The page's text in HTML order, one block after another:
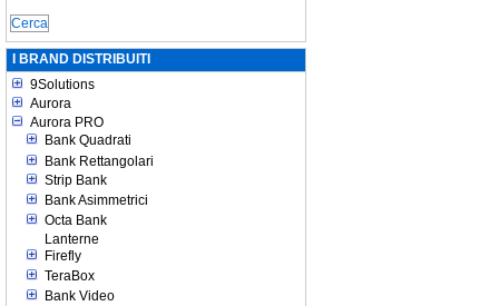
I BRAND DISTRIBUITI
9Solutions
Aurora
Aurora PRO
Bank Quadrati
Bank Rettangolari
Strip Bank
Bank Asimmetrici
Octa Bank
Lanterne
Firefly
TeraBox
Bank Video